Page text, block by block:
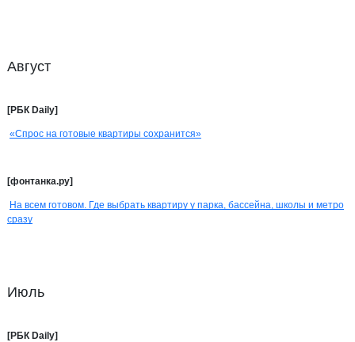
Август
[РБК Daily]
«Спрос на готовые квартиры сохранится»
[фонтанка.ру]
На всем готовом. Где выбрать квартиру у парка, бассейна, школы и метро
сразу
Июль
[РБК Daily]